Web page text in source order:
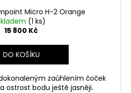
Micro H-2 Orange
(1 ks)
15 800 Kč
DO KOŠÍKU
zaúhlením čoček
ostrost bodu ještě jasněji.